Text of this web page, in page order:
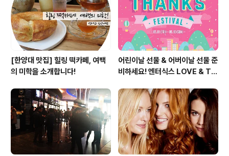
[한양대 맛집] 힐링 떡카페, 여백
의 미학을 소개합니다!
어린이날 선물 & 어버이날 선물 준
비하세요! 엔터식스 LOVE & TH
~ 05.10]